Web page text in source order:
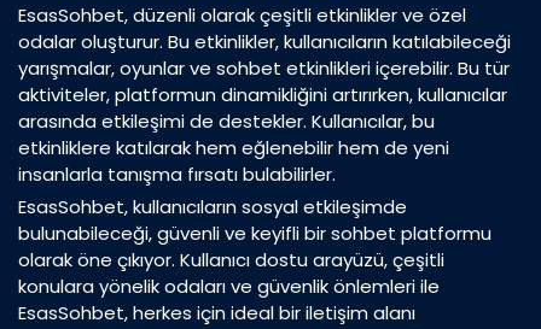
EsasSohbet, düzenli olarak çeşitli etkinlikler ve özel
odalar oluşturur. Bu etkinlikler, kullanıcıların katılabileceği
yarışmalar, oyunlar ve sohbet etkinlikleri içerebilir. Bu tür
aktiviteler, platformun dinamikliğini artırırken, kullanıcılar
arasında etkileşimi de destekler. Kullanıcılar, bu
etkinliklere katılarak hem eğlenebilir hem de yeni
insanlarla tanışma fırsatı bulabilirler.
EsasSohbet, kullanıcıların sosyal etkileşimde
bulunabileceği, güvenli ve keyifli bir sohbet platformu
olarak öne çıkıyor. Kullanıcı dostu arayüzü, çeşitli
konulara yönelik odaları ve güvenlik önlemleri ile
EsasSohbet, herkes için ideal bir iletişim alanı